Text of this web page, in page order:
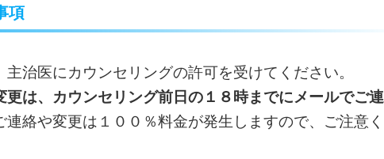
項
治医にカウンセリングの許可を受けてください。
更は、カウンセリング前日の１８時までにメールでご連
連絡や変更は１００％料金が発生しますので、ご注意く